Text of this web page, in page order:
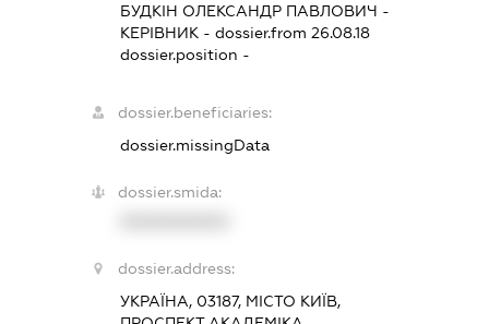
БУДКІН ОЛЕКСАНДР ПАВЛОВИЧ -
КЕРІВНИК - dossier.from 26.08.18
dossier.position -
dossier.beneficiaries:
dossier.missingData
dossier.smida:
dossier.address:
УКРАЇНА, 03187, МІСТО КИЇВ,